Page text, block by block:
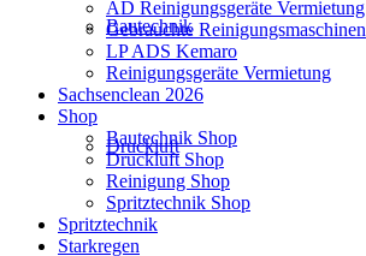
Bautechnik
Druckluft
AD Reinigungsgeräte Vermietung
Gebrauchte Reinigungsmaschinen
LP ADS Kemaro
Reinigungsgeräte Vermietung
Sachsenclean 2026
Shop
Bautechnik Shop
Druckluft Shop
Reinigung Shop
Spritztechnik Shop
Spritztechnik
Starkregen